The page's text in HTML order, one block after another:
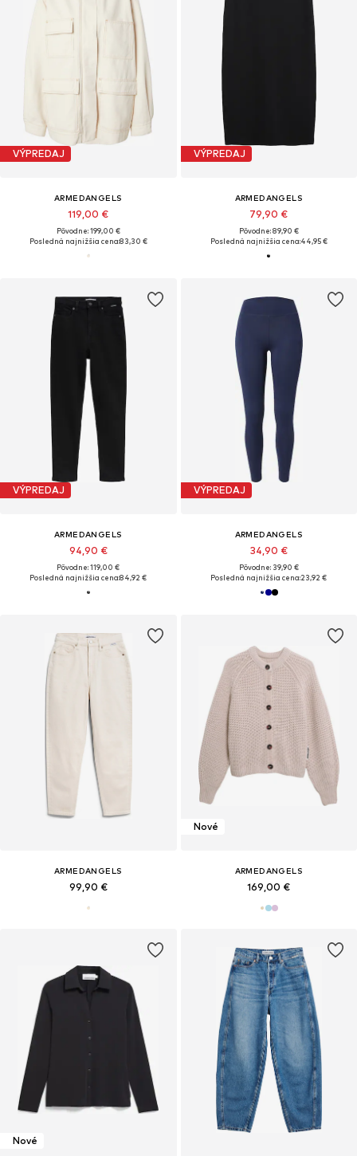
VÝPREDAJ
ARMEDANGELS
119,00 €
Pôvodne: 199,00 €
Posledná najnižšia cena:83,30 €
VÝPREDAJ
ARMEDANGELS
79,90 €
Pôvodne: 89,90 €
Posledná najnižšia cena:44,95 €
VÝPREDAJ
ARMEDANGELS
94,90 €
Pôvodne: 119,00 €
Posledná najnižšia cena:84,92 €
VÝPREDAJ
ARMEDANGELS
34,90 €
Pôvodne: 39,90 €
Posledná najnižšia cena:23,92 €
ARMEDANGELS
99,90 €
Nové
ARMEDANGELS
169,00 €
Nové